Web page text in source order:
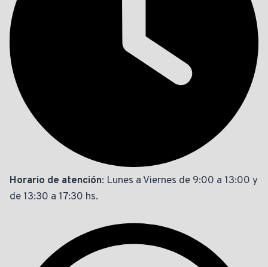
Horario de atención: Lunes a Viernes de 9:00 a 13:00 y
de 13:30 a 17:30 hs.